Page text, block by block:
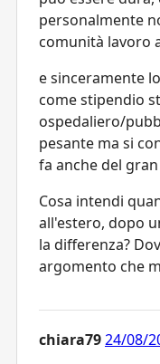
personalmente
comunità lavoro
e sinceramente
come stipendio
ospedaliero/
pesante ma si
fa anche del
Cosa intendi
all'estero, dopo
la differenza?
argomento che
chiara7924/08/